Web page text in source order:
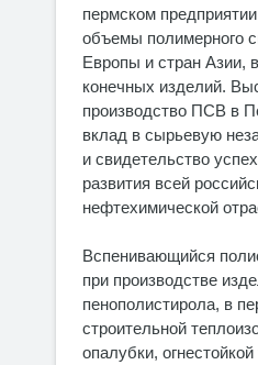
пермском
объемы полимерного
Европы и стран Азии,
конечных изделий.
производство ПСВ в
вклад в сырьевую
и свидетельство
развития всей
нефтехимической
Вспенивающийся
при производстве
пенополистирола, в
строительной
опалубки,